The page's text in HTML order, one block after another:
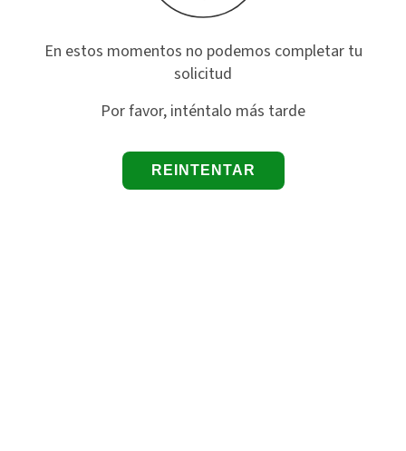
En estos momentos no podemos completar tu
solicitud
Por favor, inténtalo más tarde
REINTENTAR